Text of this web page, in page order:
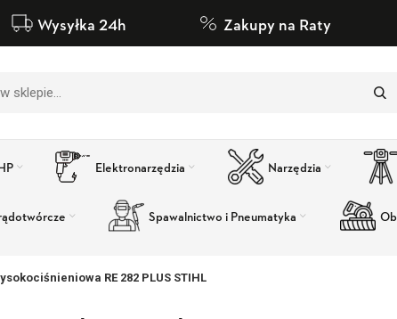
Wysyłka 24h Zakupy na Raty
Elektronarzędzia Narzędzia
Spawalnictwo i Pneumatyka
RE 282 PLUS STIHL